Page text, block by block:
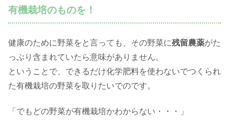
有機栽培のものを！
健康のために野菜をと言っても、その野菜に残留農薬がた
っぷり含まれていたら意味がありません。
ということで、できるだけ化学肥料を使わないでつくられ
た有機栽培の野菜を取りたいでのです。
「でもどの野菜が有機栽培かわからない・・・」